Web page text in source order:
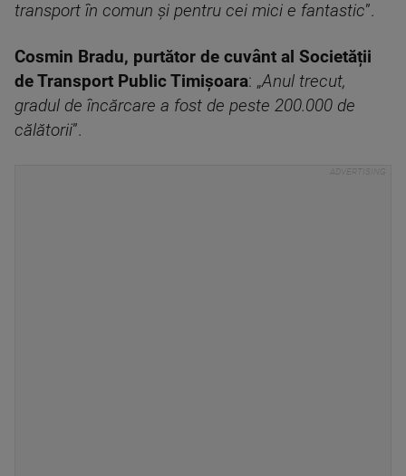
transport în comun și pentru cei mici e fantastic”.
Cosmin Bradu, purtător de cuvânt al Societății
de Transport Public Timișoara: „Anul trecut,
gradul de încărcare a fost de peste 200.000 de
călătorii”.